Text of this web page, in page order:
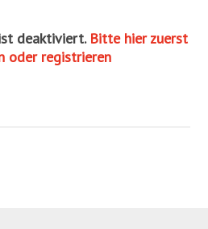
deaktiviert. Bitte hier zuerst
oder registrieren